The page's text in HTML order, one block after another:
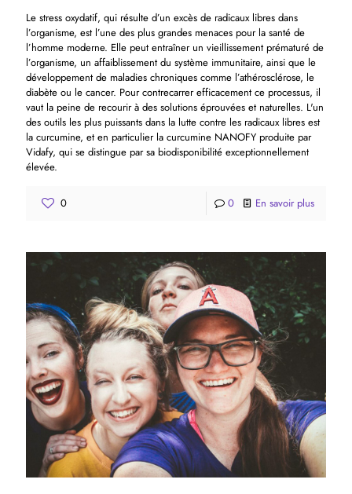
Le stress oxydatif, qui résulte d’un excès de radicaux libres dans
l’organisme, est l’une des plus grandes menaces pour la santé de
l’homme moderne. Elle peut entraîner un vieillissement prématuré de
l’organisme, un affaiblissement du système immunitaire, ainsi que le
développement de maladies chroniques comme l’athérosclérose, le
diabète ou le cancer. Pour contrecarrer efficacement ce processus, il
vaut la peine de recourir à des solutions éprouvées et naturelles. L'un
des outils les plus puissants dans la lutte contre les radicaux libres est
la curcumine, et en particulier la curcumine NANOFY produite par
Vidafy, qui se distingue par sa biodisponibilité exceptionnellement
élevée.
0 0 En savoir plus